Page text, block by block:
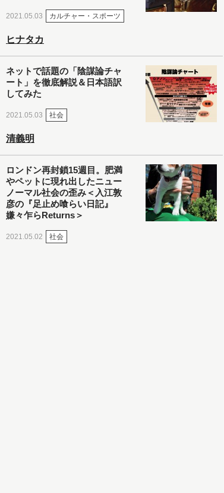
2021.05.03 カルチャー・スポーツ
ヒナタカ
ネットで話題の「陰謀論チャ
ート」を徹底解説＆日本語訳
してみた
2021.05.03 社会
清義明
ロンドン再封鎖15週目。肥満
やペットに現れ出したニュー
ノーマル社会の歪み＜入江敦
彦の『足止め喰らい日記』
嫌々乍らReturns＞
2021.05.02 社会